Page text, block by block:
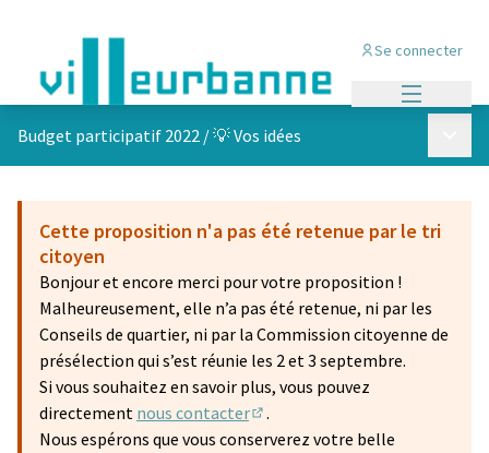
Se connecter
Budget participatif 2022 /💡 Vos idées
Cette proposition n'a pas été retenue par le tri
citoyen
Bonjour et encore merci pour votre proposition !
Malheureusement, elle n’a pas été retenue, ni par les
Conseils de quartier, ni par la Commission citoyenne de
présélection qui s’est réunie les 2 et 3 septembre.
Si vous souhaitez en savoir plus, vous pouvez
directement nous contacter
(S'ouvre dans un nouvel onglet)
.
Nous espérons que vous conserverez votre belle